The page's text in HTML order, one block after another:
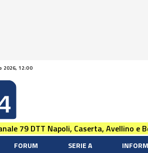
2026, 12:00
79 DTT Napoli, Caserta, Avellino e
FORUM SERIE A